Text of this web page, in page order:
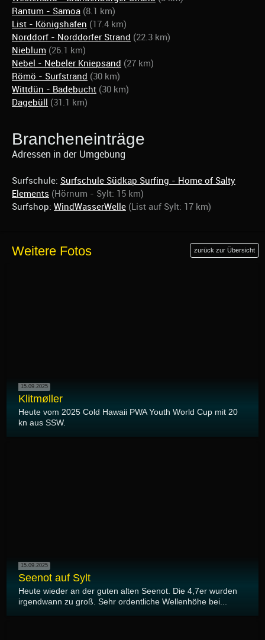
Rantum - Samoa (8.1 km)
List - Königshafen (17.4 km)
Norddorf - Norddorfer Strand (22.3 km)
Nieblum (26.1 km)
Nebel - Nebeler Kniepsand (27 km)
Römö - Surfstrand (30 km)
Wittdün - Badebucht (30 km)
Dagebüll (31.1 km)
Brancheneinträge
Adressen in der Umgebung
Surfschule: Surfschule Südkap Surfing - Home of Salty
Elements (Hörnum - Sylt: 15 km)
Surfshop: WindWasserWelle (List auf Sylt: 17 km)
Weitere Fotos zurück zur Übersicht
15.09.2025
Klitmøller
Heute vom 2025 Cold Hawaii PWA Youth World Cup mit 20
kn aus SSW.
15.09.2025
Seenot auf Sylt
Heute wieder an der guten alten Seenot. Die 4,7er wurden
irgendwann zu groß. Sehr ordentliche Wellenhöhe bei...